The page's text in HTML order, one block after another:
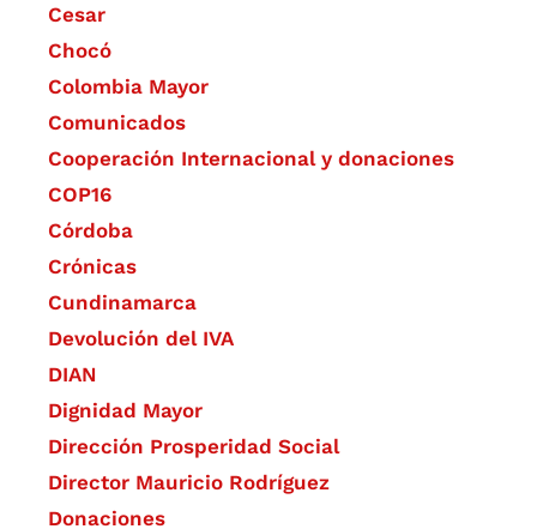
Cesar
Chocó
Colombia Mayor
Comunicados
Cooperación Internacional y donaciones
COP16
Córdoba
Crónicas
Cundinamarca
Devolución del IVA
DIAN
Dignidad Mayor
Dirección Prosperidad Social
Director Mauricio Rodríguez
Donaciones